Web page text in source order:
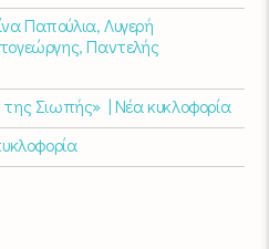
Παπούλια, Λυγερή
Παντελής
Σιωπής» | Νέα κυκλοφορία